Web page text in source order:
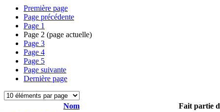
Première page
Page précédente
Page 1
Page 2 (page actuelle)
Page 3
Page 4
Page 5
Page suivante
Dernière page
Nom
Fait partie